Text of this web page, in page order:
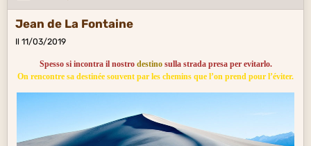
Jean de La Fontaine
Il 11/03/2019
Spesso si incontra il nostro destinosulla strada presa per evitarlo.
On rencontre sa destinée souvent par les chemins que l’on prend pour l’éviter.